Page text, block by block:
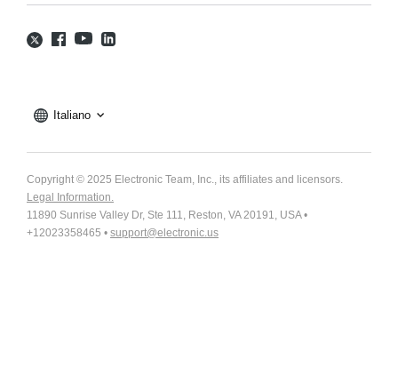
Italiano
Copyright © 2025 Electronic Team, Inc., its affiliates and licensors.
Legal Information.
11890 Sunrise Valley Dr, Ste 111, Reston, VA 20191, USA •
+12023358465 • support@electronic.us